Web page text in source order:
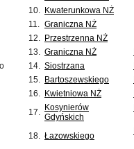
10. Kwaterunkowa NŻ
11. Graniczna NŻ
12. Przestrzenna NŻ
13. Graniczna NŻ
14. Siostrzana
15. Bartoszewskiego
16. Kwietniowa NŻ
17. Kosynierów
Gdyńskich
18. Łazowskiego